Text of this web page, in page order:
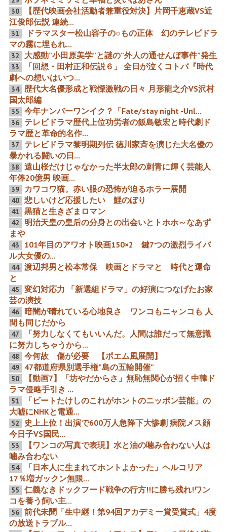
ル”オタクに優しくない”i
－...
101年目のアワオト映画
150×2 鍵7つの激烈ライバ
ル大女優の淡島千景と乙羽
信子の連関断絶開錠はデッ
トヒート
渡辺邦男と松本常保 映画
とドラマと 時代と運命と
「田村正和伝説11」 歴代
「眠の殻」を破った中性的
アノ2世で大スター同士の
痛み分けと対極二つの不思
議さ
ホラー映画の巨匠を輩出し
た映画スターとの秘密のエ
ピソード？？
鍔鳴浪人の西梧郎とスペン
サー・トレイシーの名作と
「天狗廻状」が顔出したと
き
ウォッチ2023年10月号 木
村拓哉を襲った性獣ごっく
ん喜多川「ＹＯＵ、悪役や
っちゃいなよ～」「主演で
散っちゃいなよ～」共謀隠
蔽常習犯マスゴミ 「拓哉危
真実の光 マーロン・ブラ
ンドと三船敏郎の×××
の映画不可能を実現させた
男たち『討たるゝ者』と
松井秀喜動画「出てる出て
る朴が出ている～」韓国人
疑惑＆唯一映画メカ○○○ フ
ジ金光修社長退任＆能美市
焼肉屋ゆうちゃんコネクシ
ョン
浅野内匠頭を超えて内幕の
忠臣蔵千姿万態 岡部美濃守
役から映画社長と女優のガ
ッチンコ
Mr.サンデー訃報特集の反日
「視聴男」こと田村正和の
国民的父 マスコミが伝達Ｎ
Ｏの在日レジェンド女優
「お兄ちゃんはおしまい」
ニメ 監督・王麗花は日本の
NHKに降り注ぐ”映天”嵐
「無法松の一生 4Kデジタ
ル修復版」『日本誕生』袋
とじ 紀元前映画記録
テレビドラマの松田定次、
海江田譲二、松山容子 豪華
30
【歴代映画会社活動者兼重役対決】片岡千恵蔵VS近
江俊郎伝説 連続...
31
ドラマスター松山容子の○もの正体 幻のテレビドラ
マの霧に埋もれ...
32 大感動”小田原美学”と謎の”外人の通せんぼ事件”発生
33
「回想・田村正和伝説６」 全日が泣くコトバ『時代
劇への想いはいつ...
34 歴代大名優形成と戦慄激戦の日々 月形龍之介VS沢村
国太郎編
35 今年ナンバーワンイク？「Fate/stay night -Unl...
36
テレビドラマ歴代上位功労者の飯島敏宏と時代劇ド
ラマ歴と革命的名作...
37
テレビドラマ黎明期列伝 徳川家斉を演じた大名優の
暴かれる闘いの日...
38
遠山桜だけじゃなかった半太郎の刺青に輝く芸能人
年俸20億男 映画...
39 カワコワ猫。赤い眼の恐怖が迫るホラー展開
40 悲しいけど応援したい 鯉のぼり
41 黒猫と生きざまロマン
42
明治天皇の皇后の分身との出会いとトホホ～なあず
まや
43
101年目のアワオト映画150×2 鍵7つの激烈ライバ
ル大女優の...
44 渡辺邦男と松本常保 映画とドラマと 時代と運命
と
45
変幻対応力 「新選組ドラマ」の好演につなげたお家
芸の演技
46
暗闇が晴れている心地良さ ワンコもニャンコも 人
間も同じだから
47
「努力しなくてもいいんだ。人間は誰だって無意識
に努力しちゃうから...
48 今何故 傷が必要 【ポエム風展開】
49 47都道府県別選手権”島の五輪開催”
50
【動画7】「坊やだからさ」無恥無関心が招く中韓ド
ラマ侵略手引き ...
51
「ビートたけしのこれがホントのニッポン芸能」の
大嘘にNHKと電通...
52
史上上位！出演で600万人急降下大惨劇 病院メス顔
今日子VS国民...
53
【ワンコの写真で表現】水と油の噛み合わない人は
噛み合わない
54
「日本人に生まれてホントよかった」ヘルコリア
17％増ガックン無限...
55
仁義なきドックフード戦争の行方!!に勝ち残れ!ワン
コを養う飼い主...
56 前代未聞「生中継！第94回アカデミー賞受賞式」4度
の放送トラブル...